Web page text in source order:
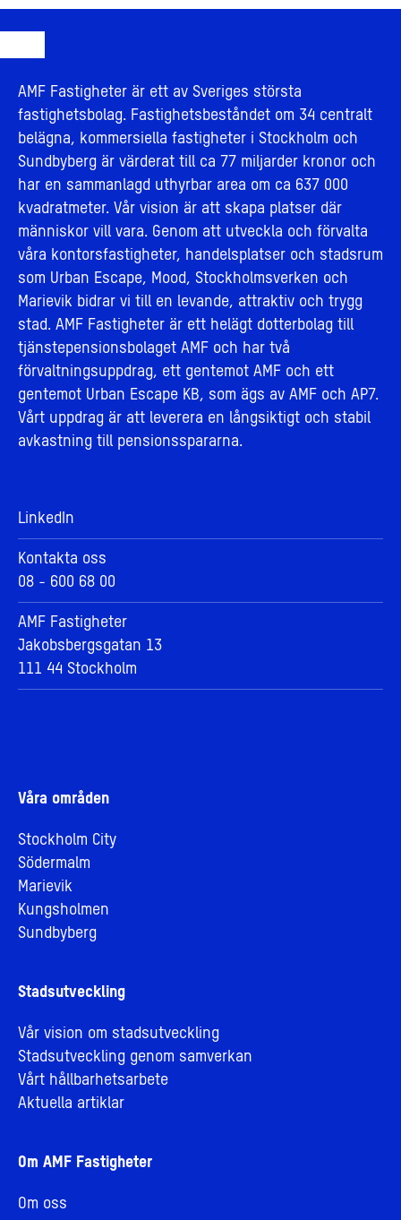
AMF Fastigheter är ett av Sveriges största
fastighetsbolag. Fastighetsbeståndet om 34 centralt
belägna, kommersiella fastigheter i Stockholm och
Sundbyberg är värderat till ca 77 miljarder kronor och
har en sammanlagd uthyrbar area om ca 637 000
kvadratmeter. Vår vision är att skapa platser där
människor vill vara. Genom att utveckla och förvalta
våra kontorsfastigheter, handelsplatser och stadsrum
som Urban Escape, Mood, Stockholmsverken och
Marievik bidrar vi till en levande, attraktiv och trygg
stad. AMF Fastigheter är ett helägt dotterbolag till
tjänstepensionsbolaget AMF och har två
förvaltningsuppdrag, ett gentemot AMF och ett
gentemot Urban Escape KB, som ägs av AMF och AP7.
Vårt uppdrag är att leverera en långsiktigt och stabil
avkastning till pensionsspararna.
LinkedIn
Kontakta oss
08 - 600 68 00
AMF Fastigheter
Jakobsbergsgatan 13
111 44 Stockholm
Våra områden
Stockholm City
Södermalm
Marievik
Kungsholmen
Sundbyberg
Stadsutveckling
Vår vision om stadsutveckling
Stadsutveckling genom samverkan
Vårt hållbarhetsarbete
Aktuella artiklar
Om AMF Fastigheter
Om oss